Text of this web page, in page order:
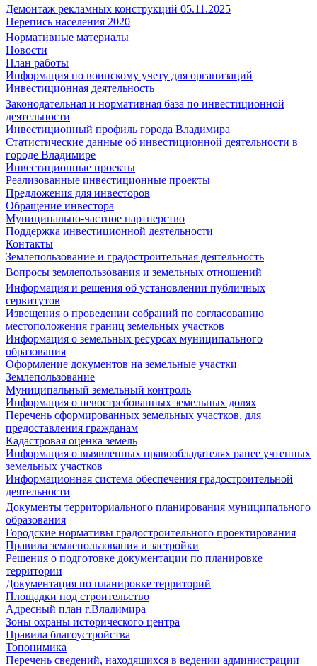
Демонтаж рекламных конструкций 05.11.2025
Перепись населения 2020
Нормативные материалы
Новости
План работы
Информация по воинскому учету для организаций
Инвестиционная деятельность
Законодательная и нормативная база по инвестиционной
деятельности
Инвестиционный профиль города Владимира
Статистические данные об инвестиционной деятельности в
городе Владимире
Инвестиционные проекты
Реализованные инвестиционные проекты
Предложения для инвесторов
Обращение инвестора
Муниципально-частное партнерство
Поддержка инвестиционной деятельности
Контакты
Землепользование и градостроительная деятельность
Вопросы землепользования и земельных отношений
Информация и решения об установлении публичных
сервитутов
Извещения о проведении собраний по согласованию
местоположения границ земельных участков
Информация о земельных ресурсах муниципального
образования
Оформление документов на земельные участки
Землепользование
Муниципальный земельный контроль
Информация о невостребованных земельных долях
Перечень сформированных земельных участков, для
предоставления гражданам
Кадастровая оценка земель
Информация о выявленных правообладателях ранее учтенных
земельных участков
Информационная система обеспечения градостроительной
деятельности
Документы территориального планирования муниципального
образования
Городские нормативы градостроительного проектирования
Правила землепользования и застройки
Решения о подготовке документации по планировке
территории
Документация по планировке территорий
Площадки под строительство
Адресный план г.Владимира
Зоны охраны исторического центра
Правила благоустройства
Топонимика
Перечень сведений, находящихся в ведении администрации